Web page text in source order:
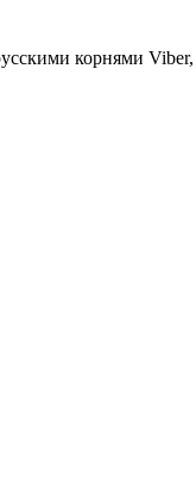
корнями